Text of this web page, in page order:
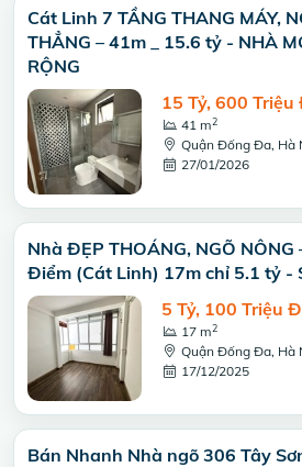
Cát Linh 7 TẦNG THANG MÁY,
THẲNG – 41m _ 15.6 tỷ - NHÀ
RỘNG
15 Tỷ, 600 Triệu
41 m2
Quận Đống Đa, Hà
27/01/2026
Nhà ĐẸP THOÁNG, NGÕ
Điểm (Cát Linh) 17m chỉ 5.1 tỷ -
5 Tỷ, 100 Triệu
17 m2
Quận Đống Đa, Hà
17/12/2025
Bán Nhanh Nhà ngõ 306 Tây